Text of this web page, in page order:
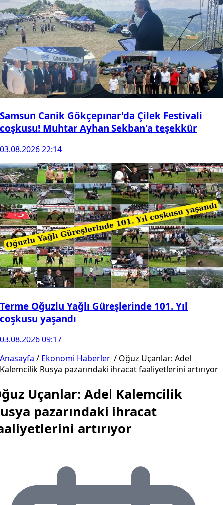
Samsun Canik Gökçepınar'da Çilek Festivali
coşkusu! Muhtar Ayhan Sekban'a teşekkür
03.08.2026 22:14
Terme Oğuzlu Yağlı Güreşlerinde 101. Yıl
coşkusu yaşandı
03.08.2026 09:17
Anasayfa / Ekonomi Haberleri / Oğuz Uçanlar: Adel
Kalemcilik Rusya pazarındaki ihracat faaliyetlerini artırıyor
Uçanlar: Adel Kalemcilik
pazarındaki ihracat
artırıyor